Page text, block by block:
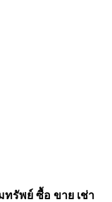
ทรัพย์ ซื้อ ขาย เช่า